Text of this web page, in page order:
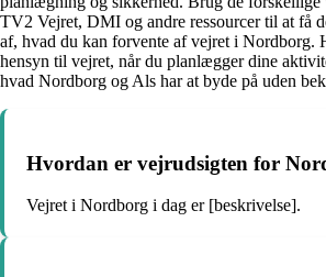
TV2 Vejret, DMI og andre ressourcer til at få
af, hvad du kan forvente af vejret i Nordborg.
hensyn til vejret, når du planlægger dine
hvad Nordborg og Als har at byde på uden
Hvordan er vejrudsigten for
Vejret i Nordborg i dag er [beskrivelse].